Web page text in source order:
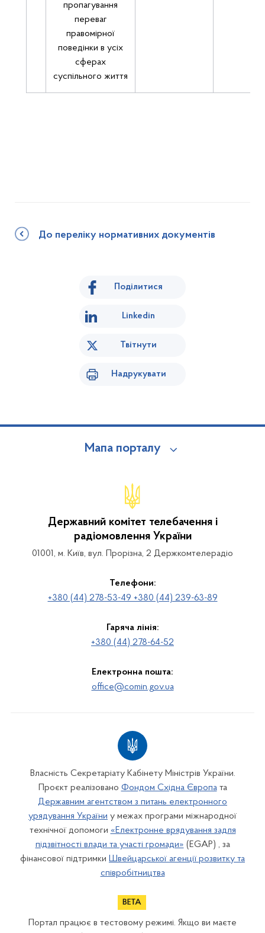
пропагування
переваг
правомірної
поведінки в усіх
сферах
суспільного життя
До переліку нормативних документів
Поділитися
Linkedin
Твітнути
Надрукувати
Мапа порталу
Державний комітет телебачення і
радіомовлення України
01001, м. Київ, вул. Прорізна, 2 Держкомтелерадіо
Телефони:
+380 (44) 278-53-49 +380 (44) 239-63-89
Гаряча лінія:
+380 (44) 278-64-52
Електронна пошта:
office@comin.gov.ua
Власність Секретаріату Кабінету Міністрів України.
Проєкт реалізовано Фондом Східна Європата
Державним агентством з питань електронного
урядування України у межах програми міжнародної
технічної допомоги «Електронне врядування задля
підзвітності влади та участі громади» (EGAP) , за
фінансової підтримки Швейцарської агенції розвитку та
співробітництва
Портал працює в тестовому режимі. Якщо ви маєте